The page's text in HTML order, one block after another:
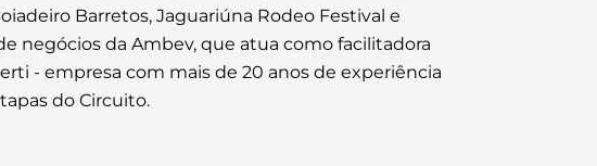
Barretos, Jaguariúna Rodeo Festival e
negócios da Ambev, que atua como facilitadora
- empresa com mais de 20 anos de experiência
do Circuito.